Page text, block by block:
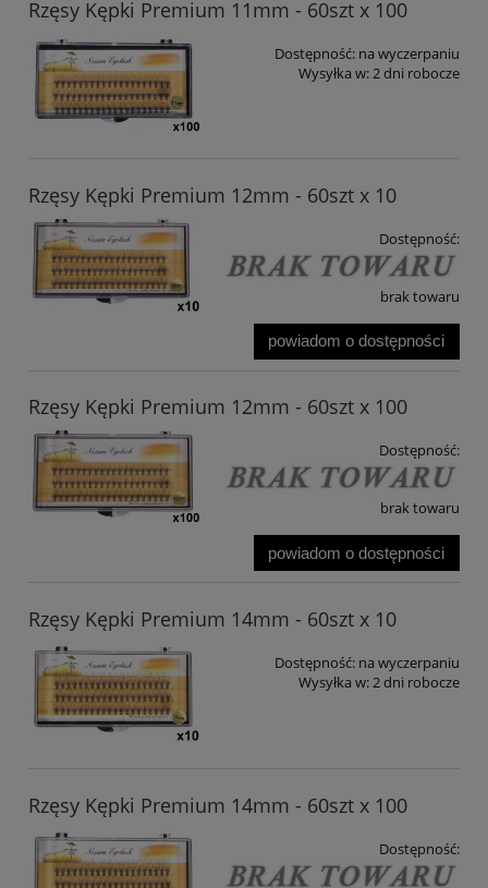
Rzęsy Kępki Premium 11mm - 60szt x 100
Dostępność: na wyczerpaniu
Wysyłka w: 2 dni robocze
Rzęsy Kępki Premium 12mm - 60szt x 10
Dostępność:
brak towaru
powiadom o dostępności
Rzęsy Kępki Premium 12mm - 60szt x 100
Dostępność:
brak towaru
powiadom o dostępności
Rzęsy Kępki Premium 14mm - 60szt x 10
Dostępność: na wyczerpaniu
Wysyłka w:2 dni robocze
Rzęsy Kępki Premium 14mm - 60szt x 100
Dostępność: